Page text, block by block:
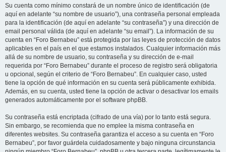
Su cuenta como mínimo constará de un nombre único de identificación (de
aquí en adelante “su nombre de usuario”), una contraseña personal empleada
para la identificación (de aquí en adelante “su contraseña”) y una dirección de
email personal válida (de aquí en adelante “su email”). La información de su
cuenta en “Foro Bernabeu” está protegida por las leyes de protección de datos
aplicables en el país en el que estamos instalados. Cualquier información más
allá de su nombre de usuario, su contraseña y su dirección de e-mail
requerida por “Foro Bernabeu” durante el proceso de registro será obligatoria
u opcional, según el criterio de “Foro Bernabeu”. En cualquier caso, usted
tiene la opción de qué información en su cuenta será públicamente exhibida.
Además, en su cuenta, usted tiene la opción de activar o desactivar los emails
generados automáticamente por el software phpBB.
Su contraseña está encriptada (cifrado de una vía) por lo tanto está segura.
Sin embargo, se recomienda que no emplee la misma contraseña en
diferentes websites. Su contraseña garantiza el acceso a su cuenta en “Foro
Bernabeu”, por favor guárdela cuidadosamente y bajo ninguna circunstancia